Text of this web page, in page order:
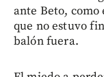
ante Beto,
que no estuvo
balón fuera.